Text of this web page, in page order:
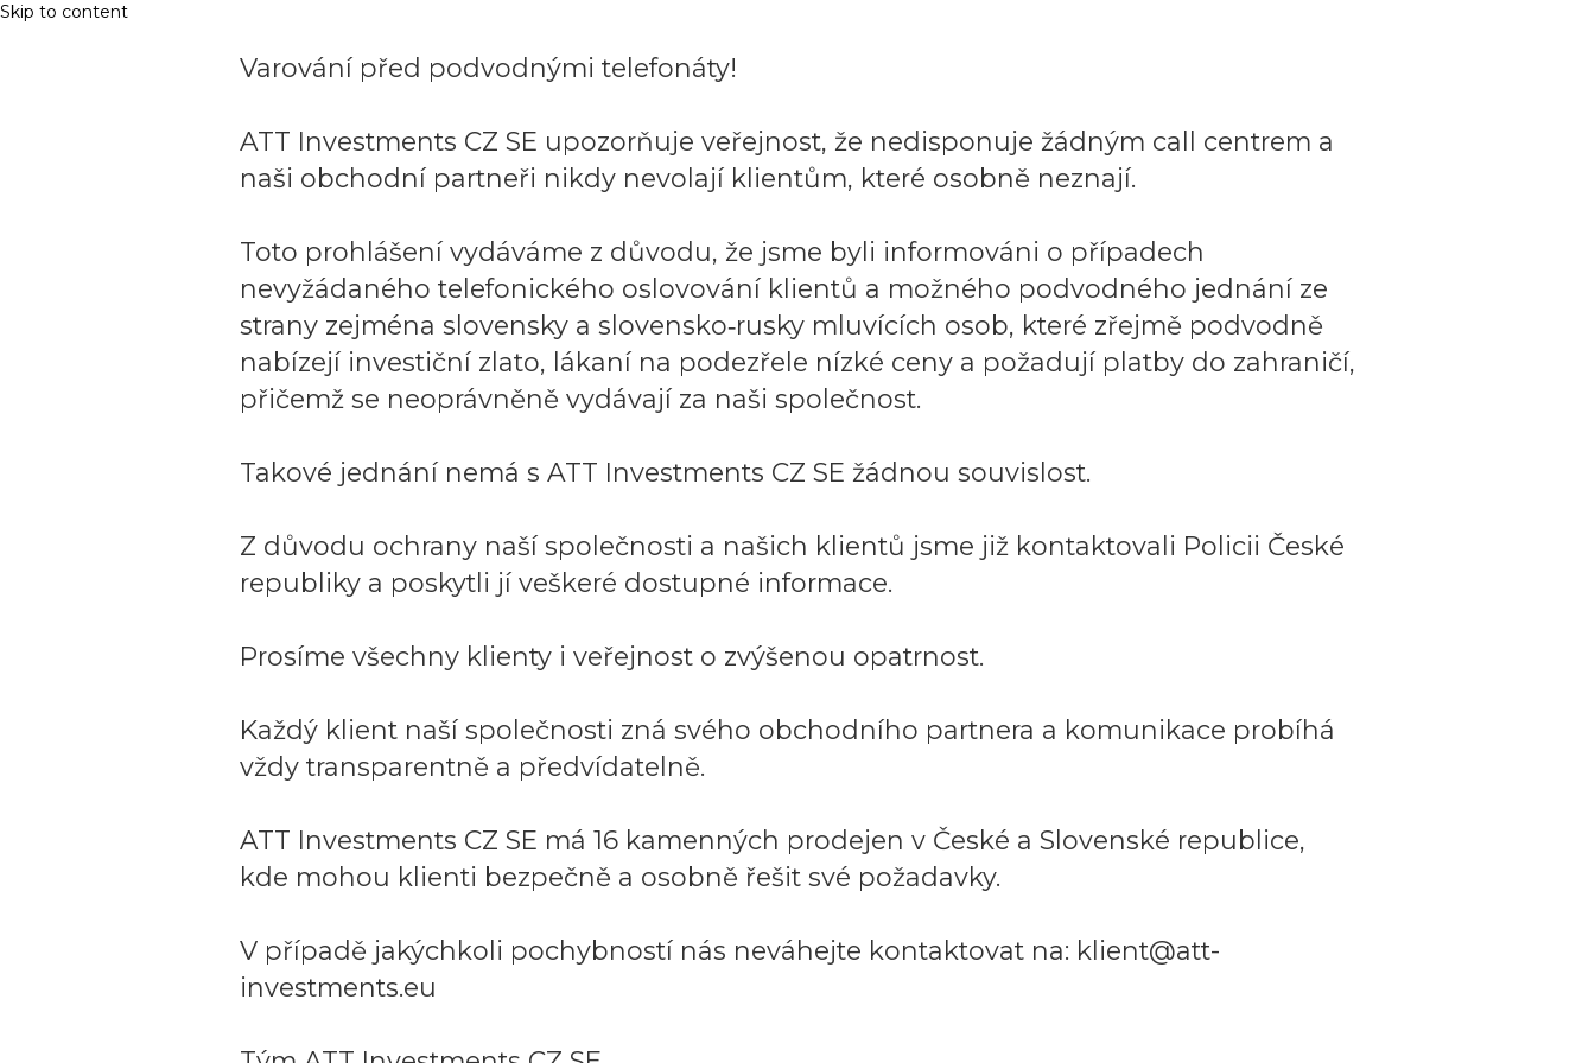
Skip to content
Varování před podvodnými telefonáty!
ATT Investments CZ SE upozorňuje veřejnost, že nedisponuje žádným call centrem a
naši obchodní partneři nikdy nevolají klientům, které osobně neznají.
Toto prohlášení vydáváme z důvodu, že jsme byli informováni o případech
nevyžádaného telefonického oslovování klientů a možného podvodného jednání ze
strany zejména slovensky a slovensko‑rusky mluvících osob, které zřejmě podvodně
nabízejí investiční zlato, lákaní na podezřele nízké ceny a požadují platby do zahraničí,
přičemž se neoprávněně vydávají za naši společnost.
Takové jednání nemá s ATT Investments CZ SE žádnou souvislost.
Z důvodu ochrany naší společnosti a našich klientů jsme již kontaktovali Policii České
republiky a poskytli jí veškeré dostupné informace.
Prosíme všechny klienty i veřejnost o zvýšenou opatrnost.
Každý klient naší společnosti zná svého obchodního partnera a komunikace probíhá
vždy transparentně a předvídatelně.
ATT Investments CZ SE má 16 kamenných prodejen v České a Slovenské republice,
kde mohou klienti bezpečně a osobně řešit své požadavky.
V případě jakýchkoli pochybností nás neváhejte kontaktovat na: klient@att-
investments.eu